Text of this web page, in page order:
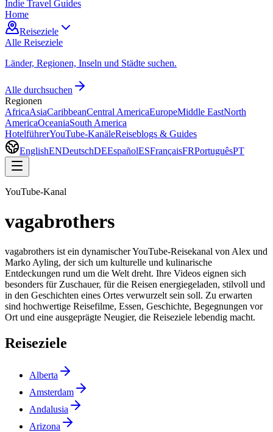
Indie Travel Guides
Home
Reiseziele
Alle Reiseziele
Länder, Regionen, Inseln und Städte suchen.
Alle durchsuchen
Regionen
AfricaAsiaCaribbeanCentral AmericaEuropeMiddle EastNorth
AmericaOceaniaSouth America
HotelführerYouTube-KanäleReiseblogs & Guides
EnglishENDeutschDEEspañolESFrançaisFRPortuguêsPT
YouTube-Kanal
vagabrothers
vagabrothers ist ein dynamischer YouTube-Reisekanal von Alex und
Marko Ayling, der sich um kulturelle und kulinarische
Entdeckungen rund um die Welt dreht. Ihre Videos eignen sich
besonders für Zuschauer, für die Reisen energiegeladen, stilvoll und
in den Geschichten eines Ortes verwurzelt sein soll. Zu erwarten
sind hochwertige Reisefilme, Essen, Geschichte, Begegnungen vor
Ort und eine ausgeprägte Neugier, die Reiseziele lebendig macht.
Reiseziele
Alberta
Amsterdam
Andalusia
Arizona